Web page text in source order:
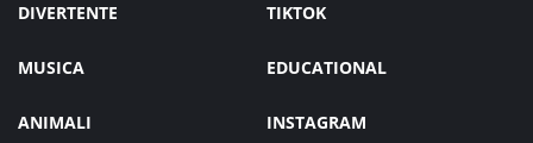
DIVERTENTE TIKTOK
MUSICA EDUCATIONAL
ANIMALI INSTAGRAM